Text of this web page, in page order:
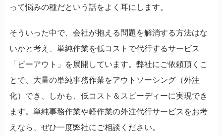
って悩みの種だという話をよく耳にします。
そういった中で、会社が抱える問題を解消する方法はな
いかと考え、単純作業を低コストで代行するサービス
「ビーアウト」を展開しています。弊社にご依頼頂くこ
とで、大量の単純事務作業をアウトソーシング（外注
化）でき、しかも、低コスト＆スピーディーに実現でき
ます。単純事務作業や軽作業の外注代行サービスをお考
えなら、ぜひ一度弊社にご相談ください。